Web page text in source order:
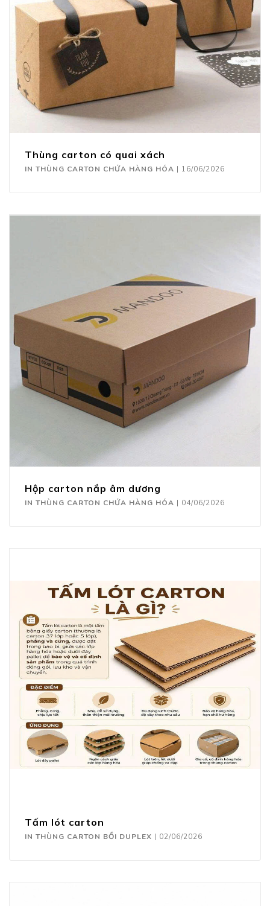
Thùng carton có quai xách
IN THÙNG CARTON CHỨA HÀNG HÓA | 16/06/2026
Hộp carton nắp âm dương
IN THÙNG CARTON CHỨA HÀNG HÓA | 04/06/2026
Tấm lót carton
IN THÙNG CARTON BỒI DUPLEX | 02/06/2026